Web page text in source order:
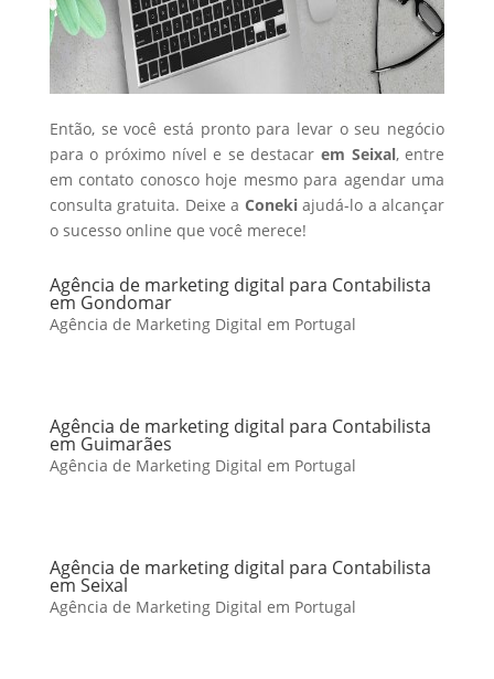
Então, se você está pronto para levar o seu negócio
para o próximo nível e se destacar em Seixal, entre
em contato conosco hoje mesmo para agendar uma
consulta gratuita. Deixe a Conekiajudá-lo a alcançar
o sucesso online que você merece!
Agência de marketing digital para Contabilista
em Gondomar
Agência de Marketing Digital em Portugal
Agência de marketing digital para Contabilista
em Guimarães
Agência de Marketing Digital em Portugal
Agência de marketing digital para Contabilista
em Seixal
Agência de Marketing Digital em Portugal